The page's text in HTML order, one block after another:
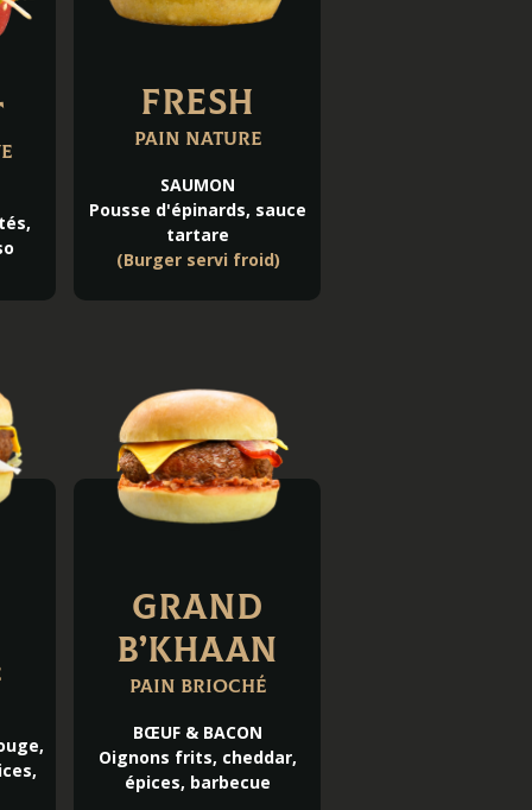
Fresh
Pain Nature
SAUMON
Pousse d'épinards, sauce
tartare
(Burger servi froid)
GRAND
B’KHAAN
Pain brioché
BŒUF & BACON
Oignons frits, cheddar,
épices, barbecue